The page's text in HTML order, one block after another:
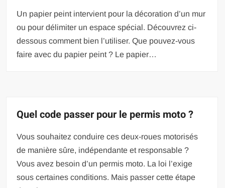
Un papier peint intervient pour la décoration d’un mur
ou pour délimiter un espace spécial. Découvrez ci-
dessous comment bien l’utiliser. Que pouvez-vous
faire avec du papier peint ? Le papier…
Quel code passer pour le permis moto ?
Vous souhaitez conduire ces deux-roues motorisés
de manière sûre, indépendante et responsable ?
Vous avez besoin d’un permis moto. La loi l’exige
sous certaines conditions. Mais passer cette étape